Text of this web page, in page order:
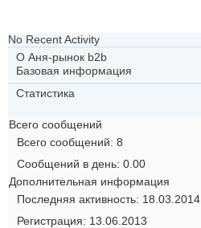
No Recent Activity
О Аня-рынок b2b
Базовая информация
Статистика
Всего сообщений
Всего сообщений 8
Сообщений в день 0.00
Дополнительная информация
Последняя активность 18.03.2014
Регистрация
13.06.2013